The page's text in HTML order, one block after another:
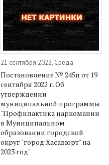
21 сентября 2022, Среда
Постановление № 245п от 19
сентября 2022 г. Об
утверждении
муниципальной программы
"Профилактика наркомании
в Муниципальном
образовании городской
округ "город Хасавюрт" на
2023 год"